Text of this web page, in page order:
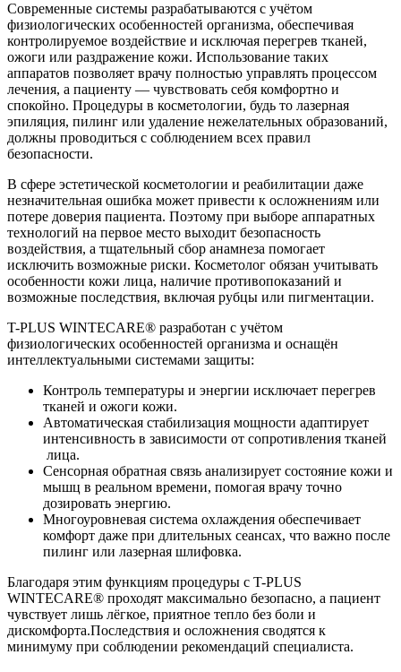
Современные системы разрабатываются с учётом
физиологических особенностей организма, обеспечивая
контролируемое воздействие и исключая перегрев тканей,
ожоги или раздражение кожи. Использование таких
аппаратов позволяет врачу полностью управлять процессом
лечения, а пациенту — чувствовать себя комфортно и
спокойно. Процедуры в косметологии, будь то лазерная
эпиляция, пилинг или удаление нежелательных образований,
должны проводиться с соблюдением всех правил
безопасности.
В сфере эстетической косметологии и реабилитации даже
незначительная ошибка может привести к осложнениям или
потере доверия пациента. Поэтому при выборе аппаратных
технологий на первое место выходит безопасность
воздействия, а тщательный сбор анамнеза помогает
исключить возможные риски. Косметолог обязан учитывать
особенности кожи лица, наличие противопоказаний и
возможные последствия, включая рубцы или пигментации.
T-PLUS WINTECARE® разработан с учётом
физиологических особенностей организма и оснащён
интеллектуальными системами защиты:
Контроль температуры и энергии исключает перегрев
тканей и ожоги кожи.
Автоматическая стабилизация мощности адаптирует
интенсивность в зависимости от сопротивления тканей
лица.
Сенсорная обратная связь анализирует состояние кожи и
мышц в реальном времени, помогая врачу точно
дозировать энергию.
Многоуровневая система охлаждения обеспечивает
комфорт даже при длительных сеансах, что важно после
пилинг или лазерная шлифовка.
Благодаря этим функциям процедуры с T-PLUS
WINTECARE® проходят максимально безопасно, а пациент
чувствует лишь лёгкое, приятное тепло без боли и
дискомфорта.Последствия и осложнения сводятся к
минимуму при соблюдении рекомендаций специалиста.